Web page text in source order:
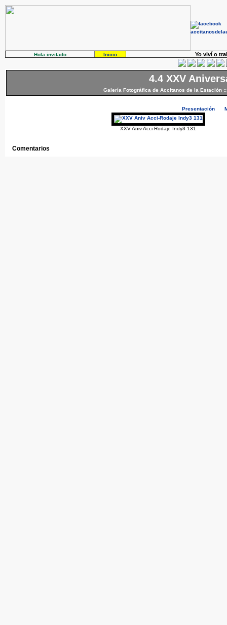
Hola invitado Inicio Yo viví o
4.4 XXV
Galería Fotográfica de Accitanos de la Estación
Presentación
XXV Aniv Acci-Rodaje Indy3 131
Comentarios